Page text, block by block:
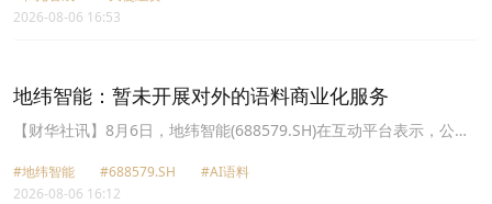
2026-08-06 16:53
地纬智能：暂未开展对外的语料商业化服务
【财华社讯】8月6日，地纬智能(688579.SH)在互动平台表示，公司
大模型训练使用，目前暂未开展对外的语料商业化服务。
#地纬智能 #688579.SH
#AI语料
2026-08-06 16:12